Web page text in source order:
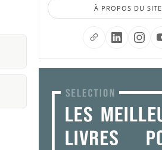
À PROPOS DU SITE